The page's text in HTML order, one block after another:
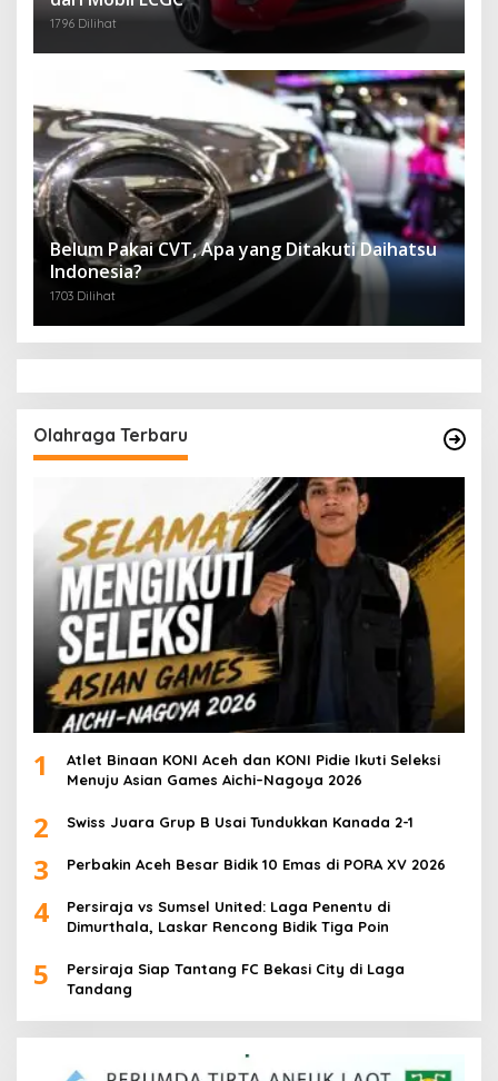
1796 Dilihat
Belum Pakai CVT, Apa yang Ditakuti Daihatsu
Indonesia?
1703 Dilihat
Olahraga Terbaru
1
Atlet Binaan KONI Aceh dan KONI Pidie Ikuti Seleksi
Menuju Asian Games Aichi–Nagoya 2026
2 Swiss Juara Grup B Usai Tundukkan Kanada 2-1
3 Perbakin Aceh Besar Bidik 10 Emas di PORA XV 2026
4
Persiraja vs Sumsel United: Laga Penentu di
Dimurthala, Laskar Rencong Bidik Tiga Poin
5
Persiraja Siap Tantang FC Bekasi City di Laga
Tandang